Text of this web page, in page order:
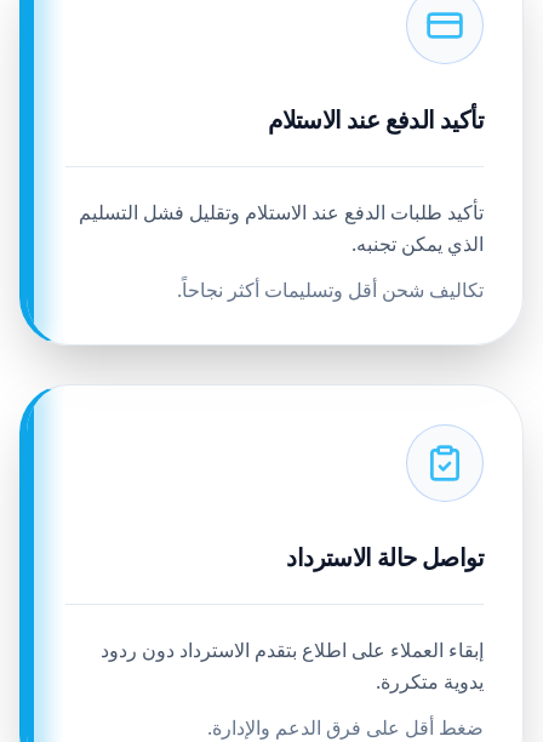
تأكيد الدفع عند الاستلام
تأكيد طلبات الدفع عند الاستلام وتقليل فشل التسليم
الذي يمكن تجنبه.
تكاليف شحن أقل وتسليمات أكثر نجاحاً.
تواصل حالة الاسترداد
إبقاء العملاء على اطلاع بتقدم الاسترداد دون ردود
يدوية متكررة.
ضغط أقل على فرق الدعم والإدارة.